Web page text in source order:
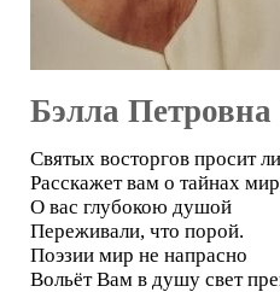
Бэлла
Святых восторгов просит
Расскажет вам о тайнах
О вас глубокою душой
Переживали, что порой.
Поэзии мир не напрасно
Вольёт Вам в душу свет